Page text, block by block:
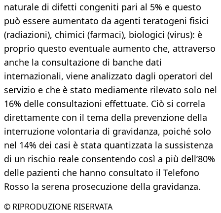
naturale di difetti congeniti pari al 5% e questo
può essere aumentato da agenti teratogeni fisici
(radiazioni), chimici (farmaci), biologici (virus): è
proprio questo eventuale aumento che, attraverso
anche la consultazione di banche dati
internazionali, viene analizzato dagli operatori del
servizio e che è stato mediamente rilevato solo nel
16% delle consultazioni effettuate. Ciò si correla
direttamente con il tema della prevenzione della
interruzione volontaria di gravidanza, poiché solo
nel 14% dei casi è stata quantizzata la sussistenza
di un rischio reale consentendo così a più dell’80%
delle pazienti che hanno consultato il Telefono
Rosso la serena prosecuzione della gravidanza.
© RIPRODUZIONE RISERVATA